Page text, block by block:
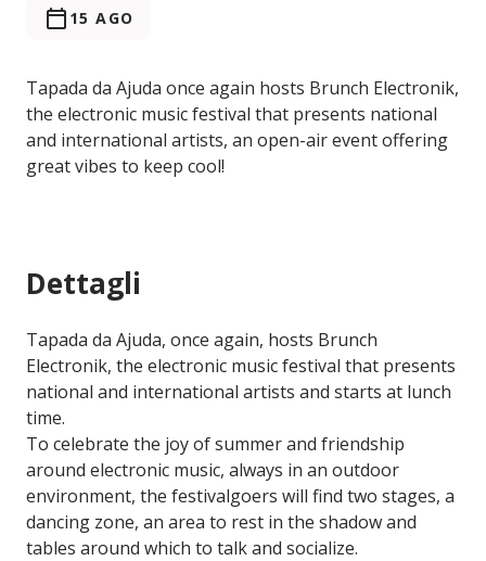
15 AGO
Tapada da Ajuda once again hosts Brunch Electronik,
the electronic music festival that presents national
and international artists, an open-air event offering
great vibes to keep cool!
Dettagli
Tapada da Ajuda, once again, hosts Brunch
Electronik, the electronic music festival that presents
national and international artists and starts at lunch
time.
To celebrate the joy of summer and friendship
around electronic music, always in an outdoor
environment, the festivalgoers will find two stages, a
dancing zone, an area to rest in the shadow and
tables around which to talk and socialize.